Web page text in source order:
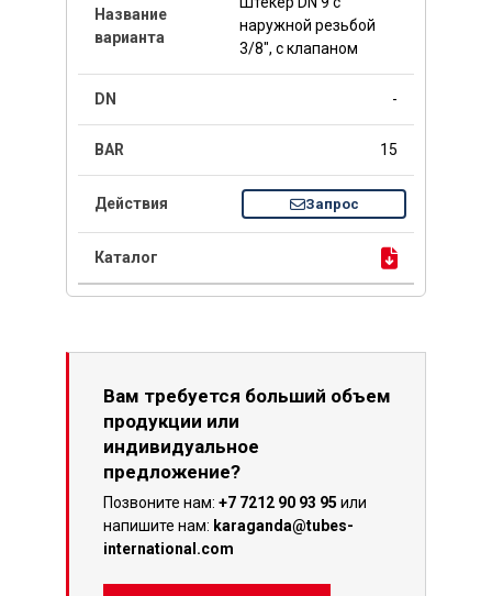
наружной резьбой
3/8", с клапаном
-
15
Запрос
Вам требуется больший объем
продукции или
индивидуальное
предложение?
Позвоните нам: +7 7212 90 93 95 или
напишите нам: karaganda@tubes-
international.com